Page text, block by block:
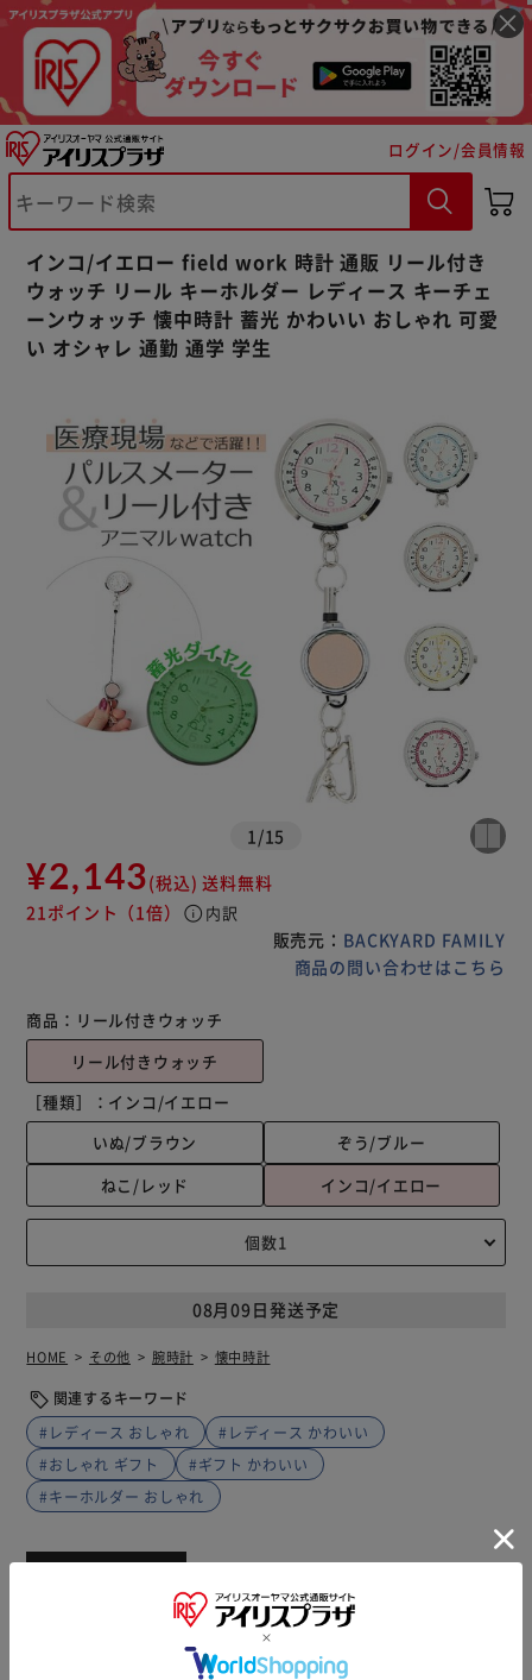
ログイン/会員情報
インコ/イエロー field work 時計 通販 リール付き
ウォッチ リール キーホルダー レディース キーチェ
ーンウォッチ 懐中時計 蓄光 かわいい おしゃれ 可愛
い オシャレ 通勤 通学 学生
1 /15
¥2,143(税込) 送料無料
21ポイント （1倍） info 内訳
販売元： BACKYARD FAMILY
商品の問い合わせはこちら
商品： リール付きウォッチ
リール付きウォッチ
［種類］： インコ/イエロー
いぬ/ブラウン
ぞう/ブルー
ねこ/レッド
インコ/イエロー
08月09日発送予定
HOME その他 腕時計 懐中時計
関連するキーワード
#レディース おしゃれ
#レディース かわいい
#おしゃれ ギフト
#ギフト かわいい
#キーホルダー おしゃれ
【取り付け簡単！可愛く携帯♪】 可愛らしいアクセント
に。チャーム感覚で持ち歩ける「アニマル リール付きウォ
※ご確認ください
カートに入れる 購入手続きへ